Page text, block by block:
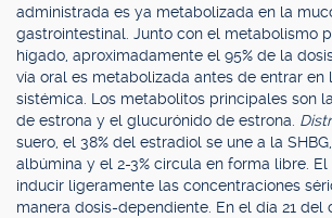
administrada es ya metabolizada en la
gastrointestinal. Junto con el metabolismo
hígado, aproximadamente el 95% de la
vía oral es metabolizada antes de entrar en
sistémica. Los metabolitos principales son
de estrona y el glucurónido de estrona.
suero, el 38% del estradiol se une a la
albúmina y el 2-3% circula en forma libre.
inducir ligeramente las concentraciones
manera dosis-dependiente. En el día 21 del